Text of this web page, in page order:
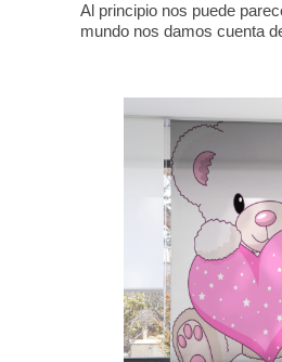
Al principio nos puede
mundo nos damos cuenta